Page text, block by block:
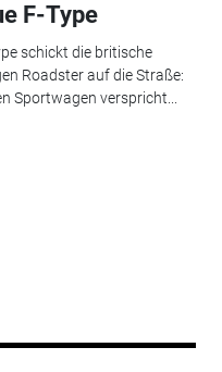
F-Type
schickt die britische
Roadster auf die Straße:
Sportwagen verspricht...